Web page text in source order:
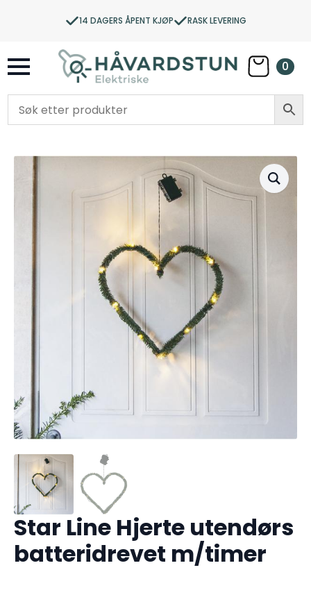
14 DAGERS ÅPENT KJØP RASK LEVERING
0
Star Line Hjerte utendørs
batteridrevet m/timer